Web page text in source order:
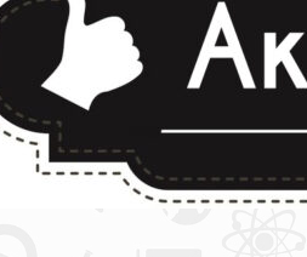
ОГЭ, ВПР, МЦКО, СтатГрад, КДР,